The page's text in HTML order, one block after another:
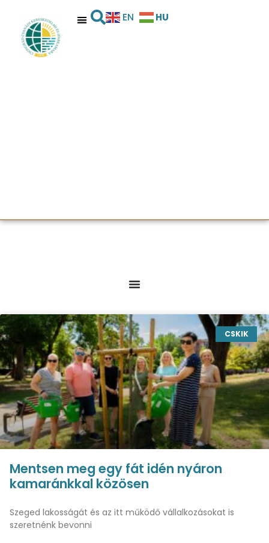
EN HU
CSKIK
Mentsen meg egy fát idén nyáron
kamaránkkal közösen
Szeged lakosságát és az itt működő vállalkozásokat is
szeretnénk bevonni